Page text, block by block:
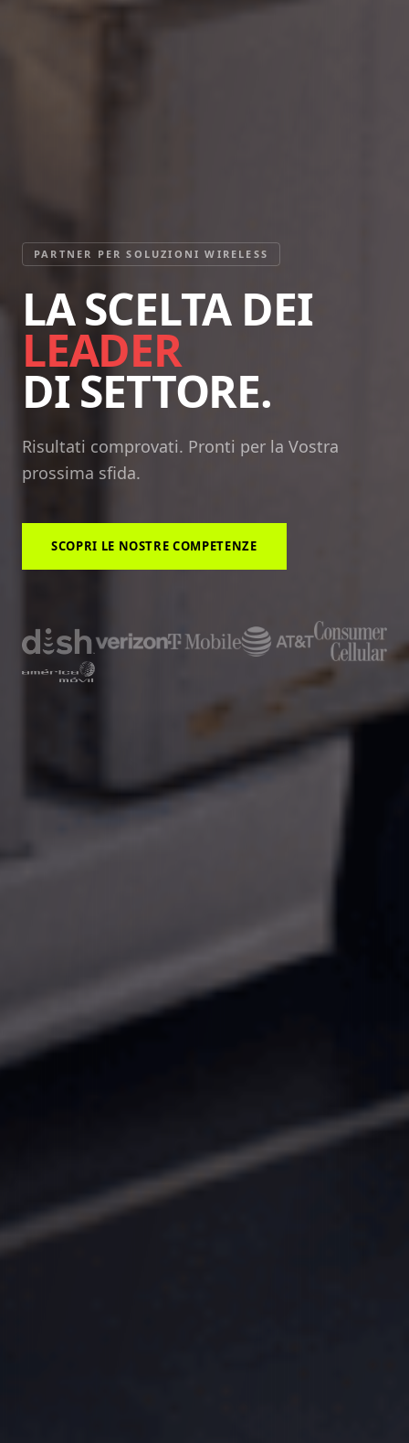
PARTNER PER SOLUZIONI WIRELESS
LA SCELTA DEI
LEADER
DI SETTORE.
Risultati comprovati. Pronti per la Vostra
prossima sfida.
SCOPRI LE NOSTRE COMPETENZE